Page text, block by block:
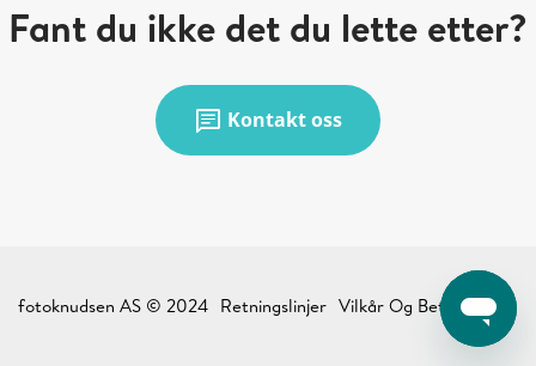
Fant du ikke det du lette etter?
chat Kontakt oss
fotoknudsen AS © 2024 Retningslinjer Vilkår Og Betingelser